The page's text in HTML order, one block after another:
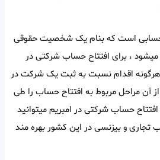
است که بنام یک شخصیت حقوقی
میشود ، برای افتتاح حساب شرکتی در
هرگونه اقدام نسبت به ثبت یک شرکت در
آن مراحل مربوط به افتتاح حساب را طی
افتتاح حساب شرکتی در امبریم میتوانید
تجاری و بیزنسی در این کشور بهره مند